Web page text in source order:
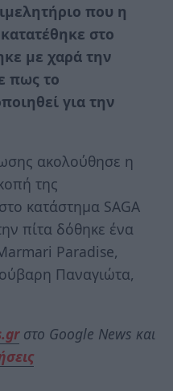
που η
στο
με χαρά την
πως το
για την
ακολούθησε η
της
κατάστημα SAGA
πίτα δόθηκε ένα
Paradise,
Παναγιώτα,
στο Google News και